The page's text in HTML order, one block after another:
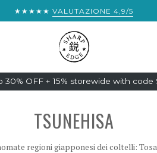
★★★★★ VALUTAZIONE 4,9/5
30% OFF + 15% storewide with code
TSUNEHISA
regioni giapponesi dei coltelli: